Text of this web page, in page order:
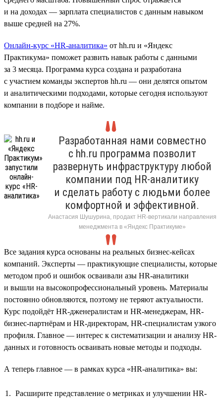
и на доходах — зарплата специалистов с данным навыком
выше средней на 27%.
Онлайн-курс «HR-аналитика» от hh.ru и «Яндекс
Практикума» поможет развить навык работы с данными
за 3 месяца. Программа курса создана и разработана
с участием команды экспертов hh.ru — они делятся опытом
и аналитическими подходами, которые сегодня используют
компании в подборе и найме.
Разработанная нами совместно
с hh.ru программа позволит
развернуть инфраструктуру любой
компании под HR-аналитику
и сделать работу с людьми более
комфортной и эффективной.
Анастасия Шушурина, продакт HR-вертикали направления
менеджмента в «Яндекс Практикуме»
Все задания курса основаны на реальных бизнес-кейсах
компаний. Эксперты — практикующие специалисты, которые
методом проб и ошибок осваивали азы HR-аналитики
и вышли на высокопрофессиональный уровень. Материалы
постоянно обновляются, поэтому не теряют актуальности.
Курс подойдёт HR-дженералистам и HR-менеджерам, HR-
бизнес-партнёрам и HR-директорам, HR-специалистам узкого
профиля. Главное — интерес к систематизации и анализу HR-
данных и готовность осваивать новые методы и подходы.
А теперь главное — в рамках курса «HR-аналитика» вы:
Расширите представление о метриках и улучшении HR-